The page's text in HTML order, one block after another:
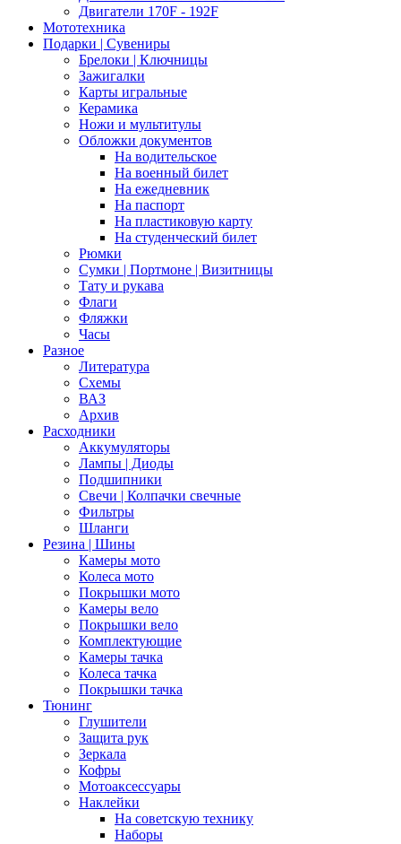
Двигатели 170F - 192F
Мототехника
Подарки | Сувениры
Брелоки | Ключницы
Зажигалки
Карты игральные
Керамика
Ножи и мультитулы
Обложки документов
На водительское
На военный билет
На ежедневник
На паспорт
На пластиковую карту
На студенческий билет
Рюмки
Сумки | Портмоне | Визитницы
Тату и рукава
Флаги
Фляжки
Часы
Разное
Литература
Схемы
ВАЗ
Архив
Расходники
Аккумуляторы
Лампы | Диоды
Подшипники
Свечи | Колпачки свечные
Фильтры
Шланги
Резина | Шины
Камеры мото
Колеса мото
Покрышки мото
Камеры вело
Покрышки вело
Комплектующие
Камеры тачка
Колеса тачка
Покрышки тачка
Тюнинг
Глушители
Защита рук
Зеркала
Кофры
Мотоаксессуары
Наклейки
На советскую технику
Наборы